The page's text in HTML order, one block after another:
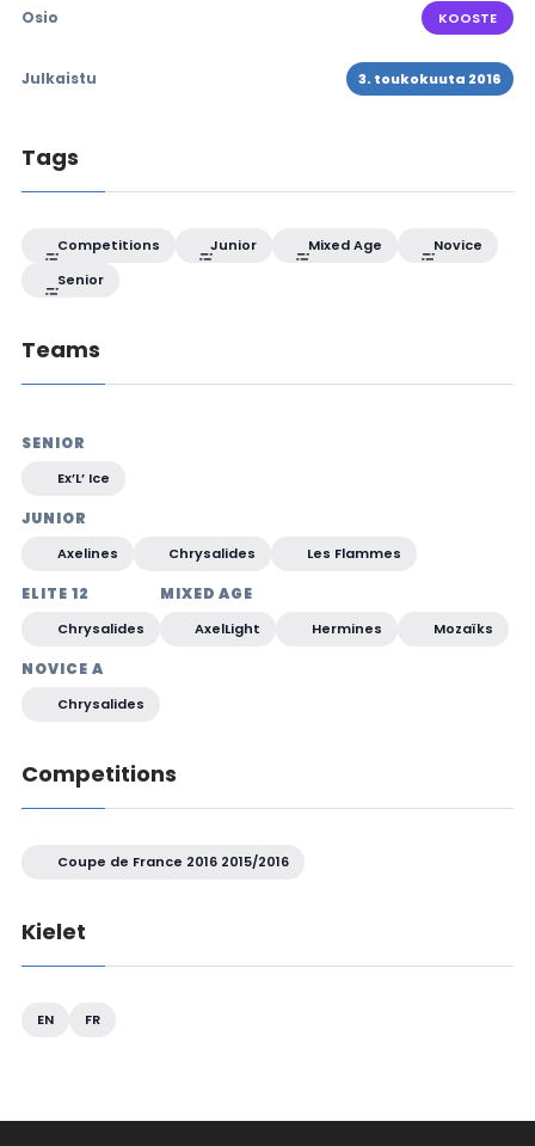
Osio KOOSTE
Julkaistu 3. toukokuuta 2016
Tags
Competitions Junior Mixed Age
Novice
Senior
Teams
SENIOR
Ex’L’ Ice
JUNIOR
Axelines Chrysalides Les Flammes
ELITE 12
Chrysalides
MIXED AGE
AxelLight Hermines Mozaïks
NOVICE A
Chrysalides
Competitions
Coupe de France 2016 2015/2016
Kielet
EN FR